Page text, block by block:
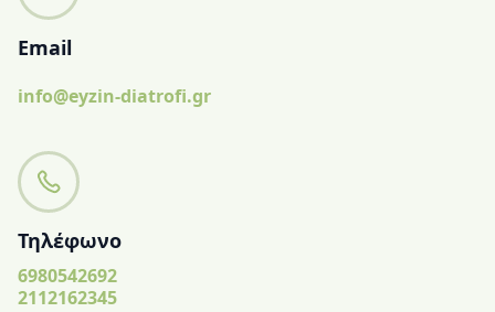
Email
info@eyzin-diatrofi.gr
Τηλέφωνο
6980542692
2112162345